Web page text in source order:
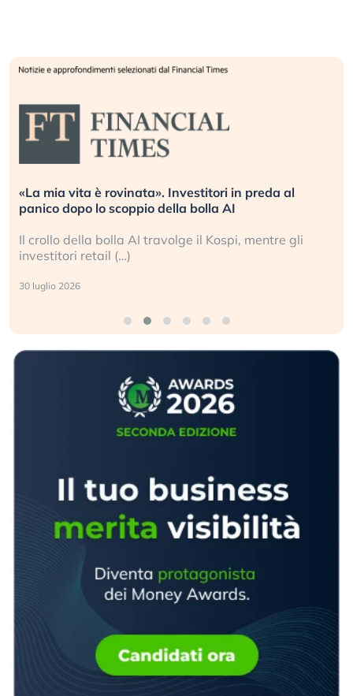
«La mia vita è rovinata». Investitori in preda al
panico dopo lo scoppio della bolla AI
Il crollo della bolla AI travolge il Kospi, mentre gli
investitori retail (…)
30 luglio 2026